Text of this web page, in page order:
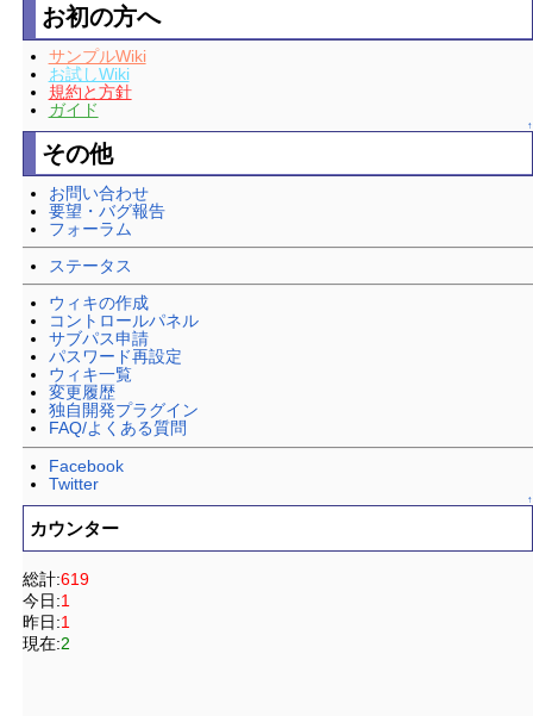
お初の方へ
サンプルWiki
お試しWiki
規約と方針
ガイド
↑
その他
お問い合わせ
要望・バグ報告
フォーラム
ステータス
ウィキの作成
コントロールパネル
サブパス申請
パスワード再設定
ウィキ一覧
変更履歴
独自開発プラグイン
FAQ/よくある質問
Facebook
Twitter
↑
カウンター
総計:619
今日:1
昨日:1
現在:2